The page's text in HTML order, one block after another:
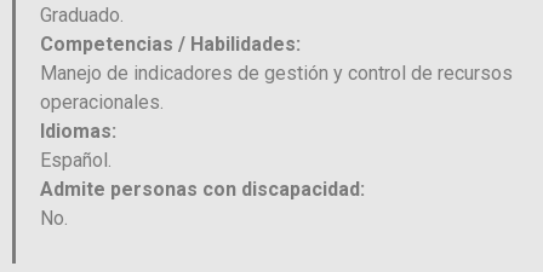
Graduado.
Competencias / Habilidades:
Manejo de indicadores de gestión y control de recursos
operacionales.
Idiomas:
Español.
Admite personas con discapacidad:
No.